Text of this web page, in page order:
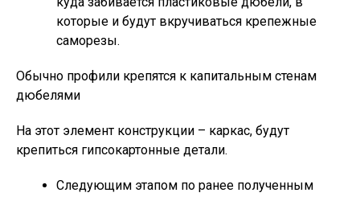
которые и будут вкручиваться крепежные
саморезы.
Обычно профили крепятся к капитальным стенам
дюбелями
На этот элемент конструкции – каркас, будут
крепиться гипсокартонные детали.
Следующим этапом по ранее полученным